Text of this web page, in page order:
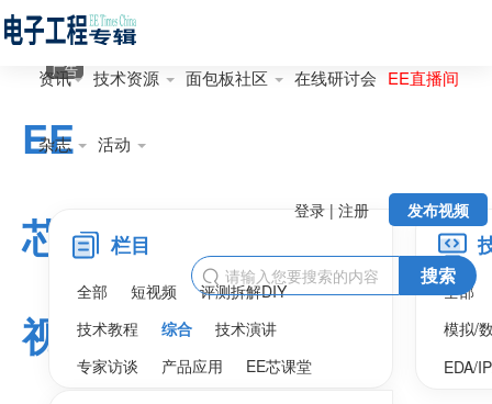
资讯 技术资源 面包板社区 在线研讨会 EE直播间
杂志 活动
发布视频
登录 | 注册
 搜索
EE
芯
视
广告
栏目
全部 短视频
评测拆解DIY
技术教程
综合
技术演讲
专家访谈
产品应用 EE芯课堂
全部
模拟/
EDA/